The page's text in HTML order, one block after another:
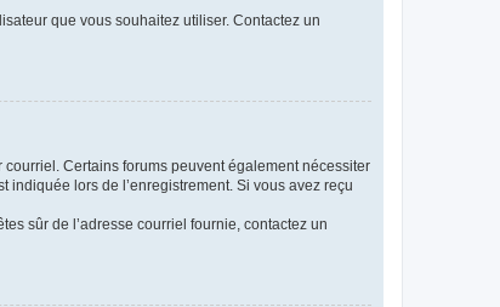
que vous souhaitez utiliser. Contactez un
Certains forums peuvent également nécessiter
lors de l’enregistrement. Si vous avez reçu
sûr de l’adresse courriel fournie, contactez un